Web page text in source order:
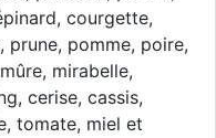
courgette,
pomme, poire,
mirabelle,
cerise, cassis,
tomate, miel et